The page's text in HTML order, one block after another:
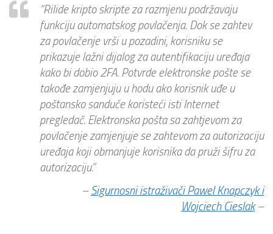
“Rilide kripto skripte za razmjenu podržavaju
funkciju automatskog povlačenja. Dok se zahtev
za povlačenje vrši u pozadini, korisniku se
prikazuje lažni dijalog za autentifikaciju uređaja
kako bi dobio 2FA. Potvrde elektronske pošte se
takođe zamjenjuju u hodu ako korisnik uđe u
poštansko sanduče koristeći isti Internet
pregledač. Elektronska pošta sa zahtjevom za
povlačenje zamjenjuje se zahtevom za autorizaciju
uređaja koji obmanjuje korisnika da pruži šifru za
autorizaciju.”
–Sigurnosni istraživači Pawel Knapczyk i
Wojciech Cieslak–